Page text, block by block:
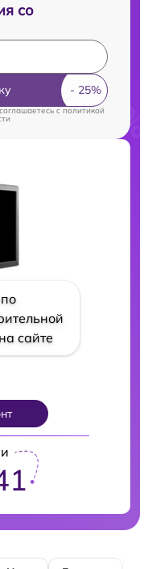
со
cполитикой
сайте